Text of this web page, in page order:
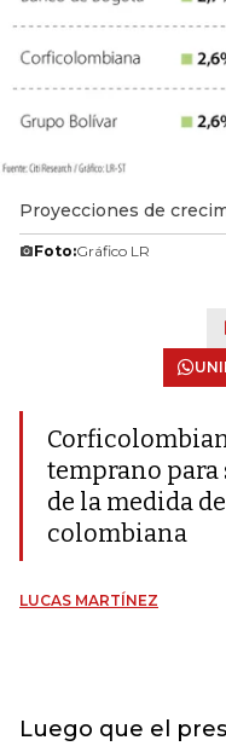
Proyecciones de
Foto:Gráfico LR
temprano
de la medida
colombiana
LUCAS MARTÍNEZ
Luego que el